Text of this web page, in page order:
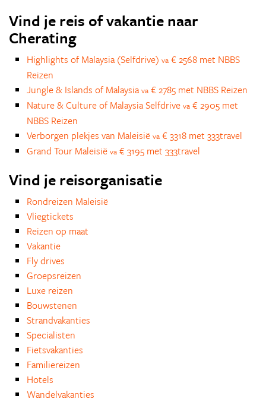
Vind je reis of vakantie naar
Cherating
Highlights of Malaysia (Selfdrive) va € 2568 met NBBS
Reizen
Jungle & Islands of Malaysia va € 2785 met NBBS Reizen
Nature & Culture of Malaysia Selfdrive va € 2905 met
NBBS Reizen
Verborgen plekjes van Maleisië va € 3318 met 333travel
Grand Tour Maleisië va € 3195 met 333travel
Vind je reisorganisatie
Rondreizen Maleisië
Vliegtickets
Reizen op maat
Vakantie
Fly drives
Groepsreizen
Luxe reizen
Bouwstenen
Strandvakanties
Specialisten
Fietsvakanties
Familiereizen
Hotels
Wandelvakanties